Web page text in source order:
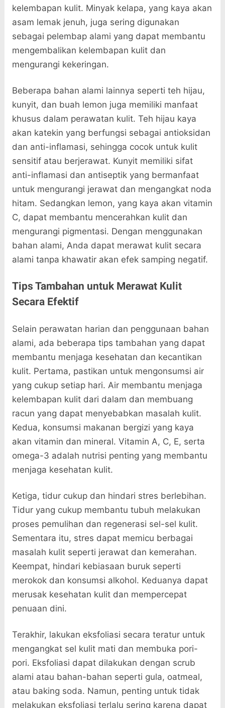
kelembapan kulit. Minyak kelapa, yang kaya akan
asam lemak jenuh, juga sering digunakan
sebagai pelembap alami yang dapat membantu
mengembalikan kelembapan kulit dan
mengurangi kekeringan.
Beberapa bahan alami lainnya seperti teh hijau,
kunyit, dan buah lemon juga memiliki manfaat
khusus dalam perawatan kulit. Teh hijau kaya
akan katekin yang berfungsi sebagai antioksidan
dan anti-inflamasi, sehingga cocok untuk kulit
sensitif atau berjerawat. Kunyit memiliki sifat
anti-inflamasi dan antiseptik yang bermanfaat
untuk mengurangi jerawat dan mengangkat noda
hitam. Sedangkan lemon, yang kaya akan vitamin
C, dapat membantu mencerahkan kulit dan
mengurangi pigmentasi. Dengan menggunakan
bahan alami, Anda dapat merawat kulit secara
alami tanpa khawatir akan efek samping negatif.
Tips Tambahan untuk Merawat Kulit
Secara Efektif
Selain perawatan harian dan penggunaan bahan
alami, ada beberapa tips tambahan yang dapat
membantu menjaga kesehatan dan kecantikan
kulit. Pertama, pastikan untuk mengonsumsi air
yang cukup setiap hari. Air membantu menjaga
kelembapan kulit dari dalam dan membuang
racun yang dapat menyebabkan masalah kulit.
Kedua, konsumsi makanan bergizi yang kaya
akan vitamin dan mineral. Vitamin A, C, E, serta
omega-3 adalah nutrisi penting yang membantu
menjaga kesehatan kulit.
Ketiga, tidur cukup dan hindari stres berlebihan.
Tidur yang cukup membantu tubuh melakukan
proses pemulihan dan regenerasi sel-sel kulit.
Sementara itu, stres dapat memicu berbagai
masalah kulit seperti jerawat dan kemerahan.
Keempat, hindari kebiasaan buruk seperti
merokok dan konsumsi alkohol. Keduanya dapat
merusak kesehatan kulit dan mempercepat
penuaan dini.
Terakhir, lakukan eksfoliasi secara teratur untuk
mengangkat sel kulit mati dan membuka pori-
pori. Eksfoliasi dapat dilakukan dengan scrub
alami atau bahan-bahan seperti gula, oatmeal,
atau baking soda. Namun, penting untuk tidak
melakukan eksfoliasi terlalu sering karena dapat